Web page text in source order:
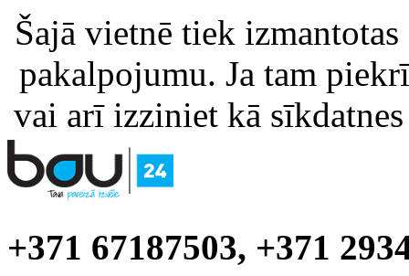
Šajā vietnē tiek
pakalpojumu. Ja tam
vai arī izziniet kā
+371 67187503, +371